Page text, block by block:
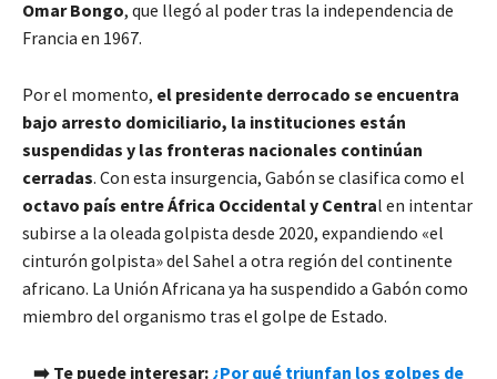
Omar Bongo, que llegó al poder tras la independencia de
Francia en 1967.
Por el momento, el presidente derrocado se encuentra
bajo arresto domiciliario, la instituciones están
suspendidas y las fronteras nacionales continúan
cerradas. Con esta insurgencia, Gabón se clasifica como el
octavo país entre África Occidental y Central en intentar
subirse a la oleada golpista desde 2020, expandiendo «el
cinturón golpista» del Sahel a otra región del continente
africano. La Unión Africana ya ha suspendido a Gabón como
miembro del organismo tras el golpe de Estado.
➡️ Te puede interesar: ¿Por qué triunfan los golpes de